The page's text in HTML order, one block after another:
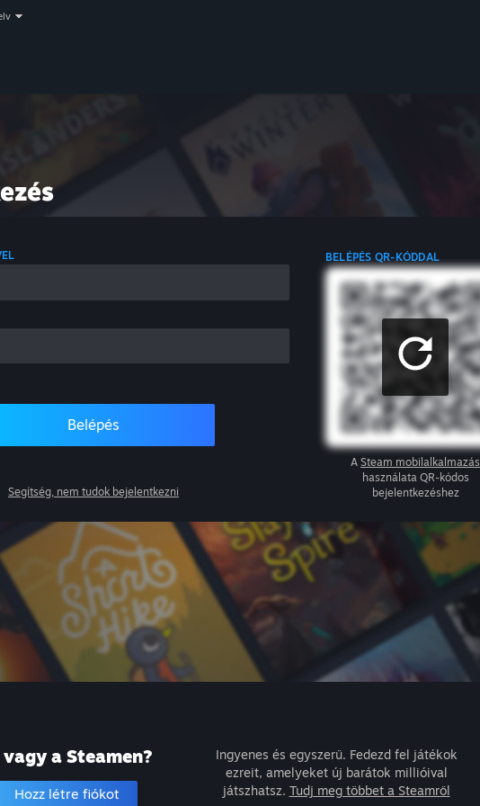
Belépés
Segítség, nem tudok bejelentkezni
BELÉPÉS QR-KÓDDAL
A Steam mobilalkalmazás
használata QR-kódos
bejelentkezéshez
vagy a Steamen?
Hozz létre fiókot
Ingyenes és egyszerű. Fedezd fel játékok
ezreit, amelyeket új barátok millióival
játszhatsz. Tudj meg többet a Steamről